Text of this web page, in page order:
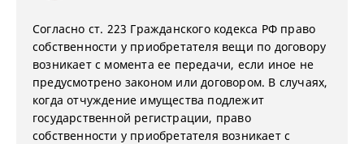
Согласно ст. 223 Гражданского кодекса РФ право
собственности у приобретателя вещи по договору
возникает с момента ее передачи, если иное не
предусмотрено законом или договором. В случаях,
когда отчуждение имущества подлежит
государственной регистрации, право
собственности у приобретателя возникает с